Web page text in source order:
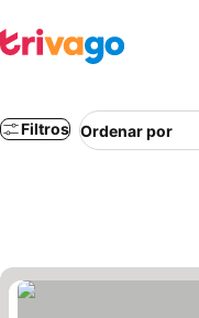
Filtros Ordenar por